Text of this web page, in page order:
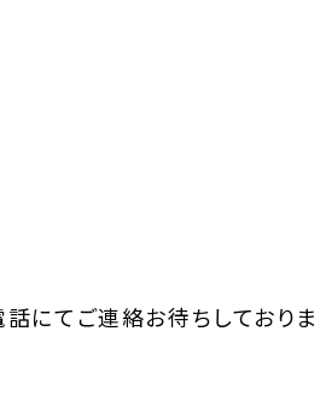
にてご連絡お待ちしておりま